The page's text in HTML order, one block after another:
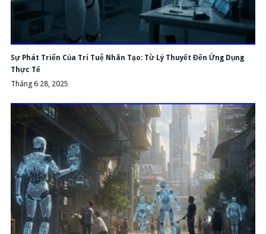
Sự Phát Triển Của Trí Tuệ Nhân Tạo: Từ Lý Thuyết Đến Ứng Dụng
Thực Tế
Tháng 6 28, 2025